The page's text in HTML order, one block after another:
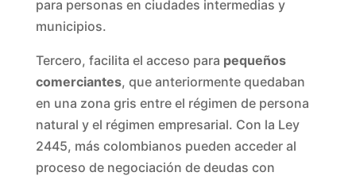
para personas en ciudades intermedias y
municipios.
Tercero, facilita el acceso para pequeños
comerciantes, que anteriormente quedaban
en una zona gris entre el régimen de persona
natural y el régimen empresarial. Con la Ley
2445, más colombianos pueden acceder al
proceso de negociación de deudas con